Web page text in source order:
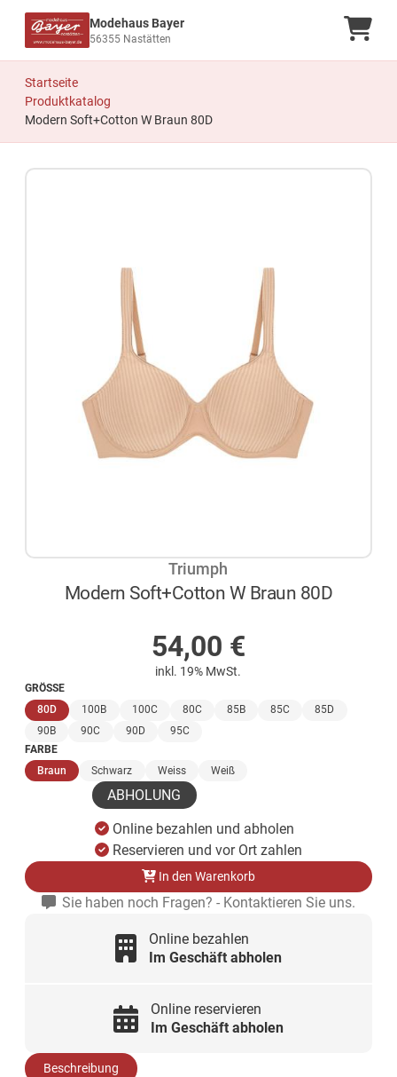
Modehaus Bayer
56355 Nastätten
Startseite
Produktkatalog
Modern Soft+Cotton W Braun 80D
Triumph
Modern Soft+Cotton W Braun 80D
54,00 €
inkl. 19% MwSt.
GRÖSSE
80D(ausgewählt)
100B 100C 80C 85B 85C
85D
90B
90C 90D
95C
FARBE
Braun (ausgewählt)
Schwarz Weiss Weiß
ABHOLUNG
Online bezahlen und abholen
Reservieren und vor Ort zahlen
In den Warenkorb
Sie haben noch Fragen? - Kontaktieren Sie uns.
Online bezahlen
Im Geschäft abholen
Online reservieren
Im Geschäft abholen
Beschreibung